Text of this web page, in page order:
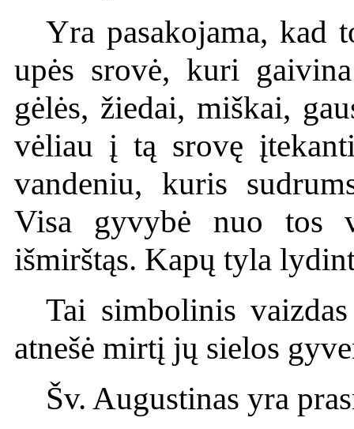
Yra pasakojama, kad
upės srovė, kuri
gėlės, žiedai, miškai,
vėliau į tą srovę
vandeniu, kuris
Visa gyvybė nuo tos
išmirštąs. Kapų tyla
Tai simbolinis
atnešė mirtį jų sielos
Šv. Augustinas yra